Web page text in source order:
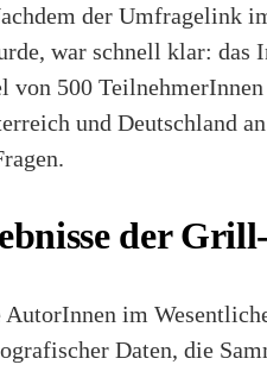
der Umfragelink
war schnell klar: das
von 500
und Deutschland
der
im
Daten, die